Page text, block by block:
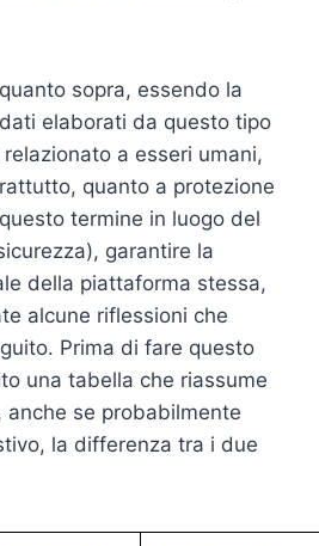
sopra, essendo la
elaborati da questo tipo
a esseri umani,
quanto a protezione
termine in luogo del
garantire la
della piattaforma stessa,
alcune riflessioni che
Prima di fare questo
una tabella che riassume
se probabilmente
la differenza tra i due